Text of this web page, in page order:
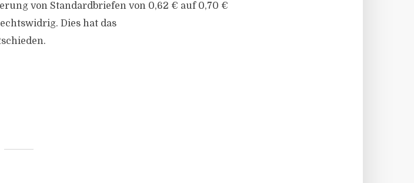
von Standardbriefen von 0,62 € auf 0,70 €
Dies hat das